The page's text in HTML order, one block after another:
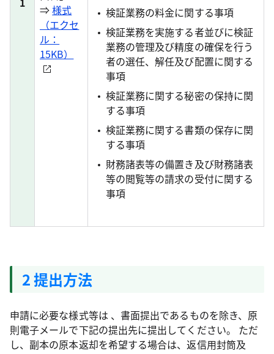
⇒様式
（エクセ
ル：
15KB）
検証業務の料金に関する事項
検証業務を実施する者並びに検証
業務の管理及び精度の確保を行う
者の選任、解任及び配置に関する
事項
検証業務に関する秘密の保持に関
する事項
検証業務に関する書類の保存に関
する事項
財務諸表等の備置き及び財務諸表
等の閲覧等の請求の受付に関する
事項
2 提出方法
申請に必要な様式等は 、書面提出であるものを除き、原
則電子メールで下記の提出先に提出してください。 ただ
し、副本の原本返却を希望する場合は、返信用封筒及